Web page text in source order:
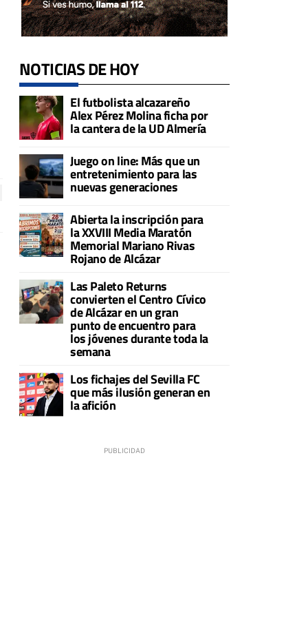
NOTICIAS DE HOY
El futbolista alcazareño
Alex Pérez Molina ficha por
la cantera de la UD Almería
Juego on line: Más que un
entretenimiento para las
nuevas generaciones
Abierta la inscripción para
la XXVIII Media Maratón
Memorial Mariano Rivas
Rojano de Alcázar
Las Paleto Returns
convierten el Centro Cívico
de Alcázar en un gran
punto de encuentro para
los jóvenes durante toda la
semana
Los fichajes del Sevilla FC
que más ilusión generan en
la afición